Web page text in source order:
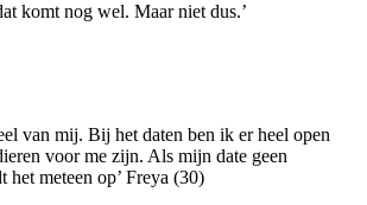
komt nog wel. Maar niet dus.’
van mij. Bij het daten ben ik er heel open
voor me zijn. Als mijn date geen
het meteen op’ Freya (30)